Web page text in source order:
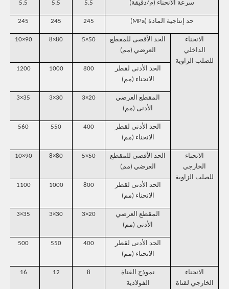
سرعة الانحناء (م/دقيقة) 5.5
5.5
5.5
حد إنتاجية المادة (MPa) 245
245
245
الانحناء
الداخلي
للصلب الزاوية
الحد الأقصى للمقطع
العرضي (مم)
50×5
80×8
90×10
الحد الأدنى لقطر
الانحناء (مم)
800
1000
1200
المقطع العرضي
الأدنى (مم)
20×3
30×3
35×3
الحد الأدنى لقطر
الانحناء (مم)
400
550
560
الانحناء
الخارجي
للصلب الزاوية
الحد الأقصى للمقطع
العرضي (مم)
50×5
80×8
90×10
الحد الأدنى لقطر
الانحناء (مم)
800
1000
1100
المقطع العرضي
الأدنى (مم)
20×3
30×3
35×3
الحد الأدنى لقطر
الانحناء (مم)
400
550
500
الانحناء
الخارجي لقناة
نموذج القناة
الفولاذية
8
12
16